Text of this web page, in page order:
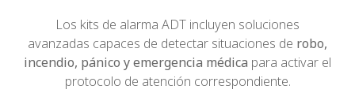
Los kits de alarma ADT incluyen soluciones
avanzadas capaces de detectar situaciones de robo,
incendio, pánico y emergencia médica para activar el
protocolo de atención correspondiente.